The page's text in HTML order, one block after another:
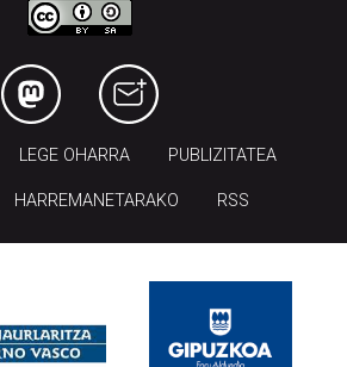
LEGE OHARRA PUBLIZITATEA
HARREMANETARAKO RSS